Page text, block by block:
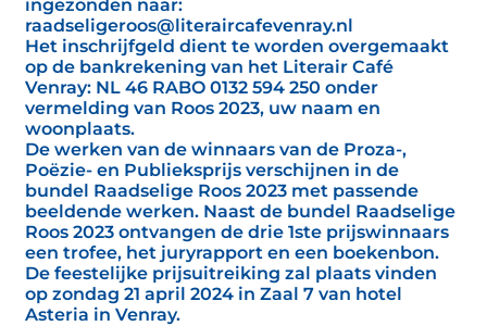
ingezonden naar:
raadseligeroos@literaircafevenray.nl
Het inschrijfgeld dient te worden overgemaakt
op de bankrekening van het Literair Café
Venray: NL 46 RABO 0132 594 250 onder
vermelding van Roos 2023, uw naam en
woonplaats.
De werken van de winnaars van de Proza-,
Poëzie- en Publieksprijs verschijnen in de
bundel Raadselige Roos 2023 met passende
beeldende werken. Naast de bundel Raadselige
Roos 2023 ontvangen de drie 1ste prijswinnaars
een trofee, het juryrapport en een boekenbon.
De feestelijke prijsuitreiking zal plaats vinden
op zondag 21 april 2024 in Zaal 7 van hotel
Asteria in Venray.